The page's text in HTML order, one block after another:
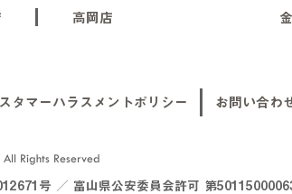
高岡店
タマーハラスメントポリシー お問い合わ
Rights Reserved
号 ／ 富山県公安委員会許可 第